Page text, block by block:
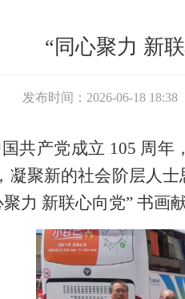
“同心聚力 新
发布时间：2026-06-18 18:38
共产党成立 105 周
凝聚新的社会阶层人
力 新联心向党” 书画